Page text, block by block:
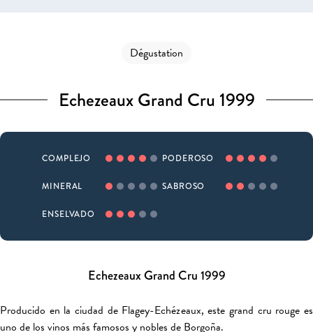
Dégustation
Echezeaux Grand Cru 1999
COMPLEJO PODEROSO
MINERAL SABROSO
ENSELVADO
Echezeaux Grand Cru 1999
Producido en la ciudad de Flagey-Echézeaux, este grand cru rouge es
uno de los vinos más famosos y nobles de Borgoña.